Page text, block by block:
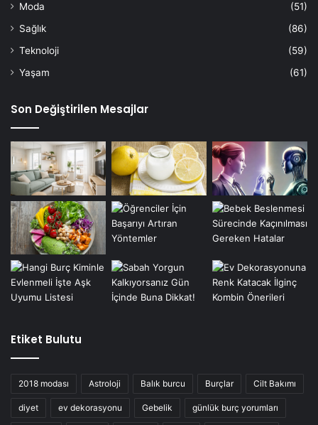
Moda
(51)
Sağlık
(86)
Teknoloji
(59)
Yaşam
(61)
Son Değiştirilen Mesajlar
Etiket Bulutu
2018 modası Astroloji Balık burcu Burçlar Cilt Bakımı
diyet ev dekorasyonu Gebelik günlük burç yorumları